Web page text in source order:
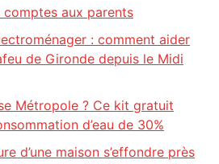
aux parents
: comment aider
de Gironde depuis le Midi
Métropole ? Ce kit gratuit
d’eau de 30%
d’une maison s’effondre près